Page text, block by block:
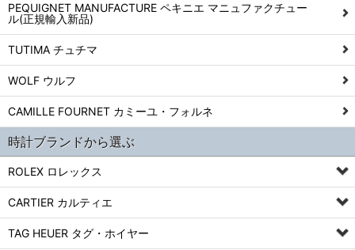
PEQUIGNET MANUFACTURE ペキニエ マニュファクチュー
ル(正規輸入新品)
TUTIMA チュチマ
WOLF ウルフ
CAMILLE FOURNET カミーユ・フォルネ
時計ブランドから選ぶ
ROLEX ロレックス
CARTIER カルティエ
TAG HEUER タグ・ホイヤー